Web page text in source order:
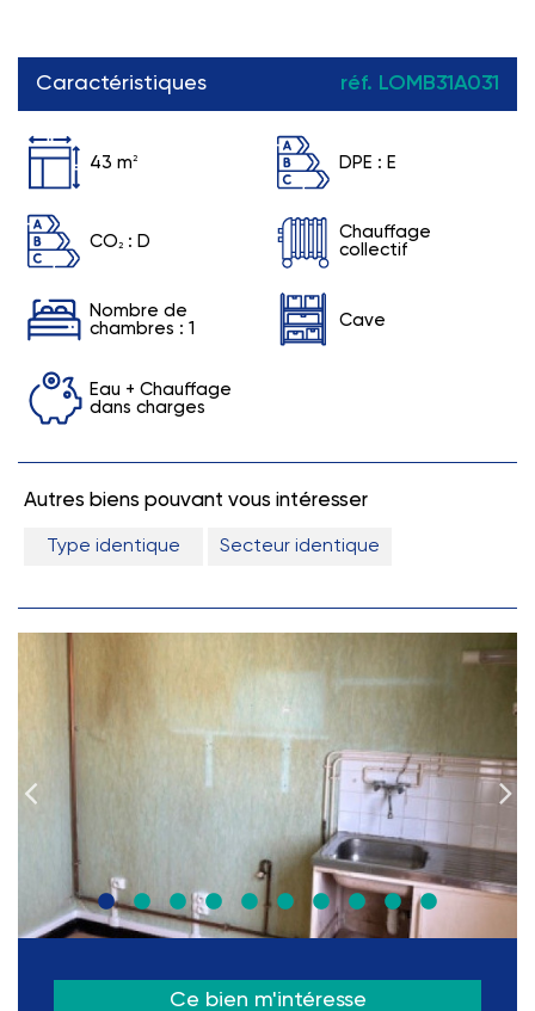
Caractéristiques réf. LOMB31A031
43 m 2 DPE : E
CO 2 : D
Chauffage
collectif
Nombre de
chambres : 1
Cave
Eau + Chauffage
dans charges
Autres biens pouvant vous intéresser
Type identique Secteur identique
Ce bien m'intéresse